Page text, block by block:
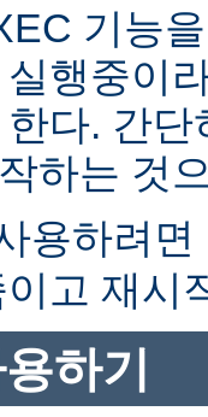
기능
행중이
다. 간
하는 것
용하려면
고 재시
하기